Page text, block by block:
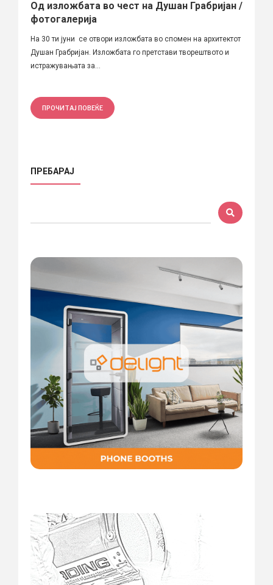
Од изложбата во чест на Душан Грабријан /
фотогалерија
На 30 ти јуни се отвори изложбата во спомен на архитектот
Душан Грабријан. Изложбата го претстави творештвото и
истражувањата за...
ПРОЧИТАЈ ПОВЕЌЕ
ПРЕБАРАЈ